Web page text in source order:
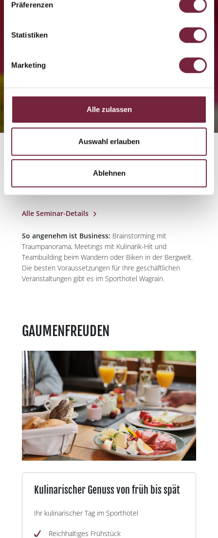
Präferenzen
Statistiken
Marketing
Alle zulassen
Auswahl erlauben
Ablehnen
Kinderbetreuung im Sporthotel
ENTDECKEN
SEMINARE & EVENTS
Alle Seminar-Details
So angenehm ist Business: Brainstorming mit
Traumpanorama, Meetings mit Kulinarik-Hit und
Teambuilding beim Wandern oder Biken in der Bergwelt.
Die besten Voraussetzungen für Ihre geschäftlichen
Veranstaltungen gibt es im Sporthotel Wagrain.
GAUMENFREUDEN
Kulinarischer Genuss von früh bis spät
Ihr kulinarischer Tag im Sporthotel
Reichhaltiges Frühstück